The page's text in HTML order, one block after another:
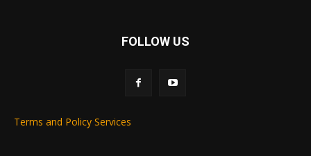
FOLLOW US
Terms and Policy Services